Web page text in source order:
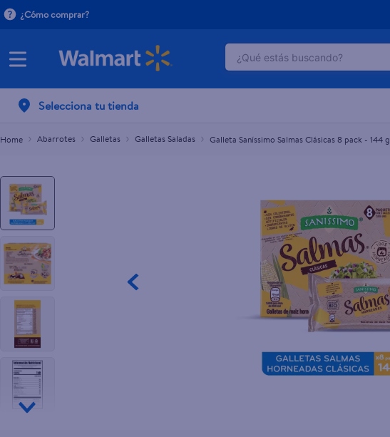
¿Cómo comprar?
¿Qué estás buscando?
Selecciona tu tienda
Abarrotes Galletas Galletas Saladas Galleta Saníssimo Salmas Clásicas 8 pack - 144 g
Galleta Saníssimo Salmas Clásicas 8 pack - 144 g
L.45.00
TÉRMINOS MÁS BUSCADOS
2
herbal essences
5.
gillette venus
6.
serums corporales dove
.
dove
8.
pañales
aceite
goodyear